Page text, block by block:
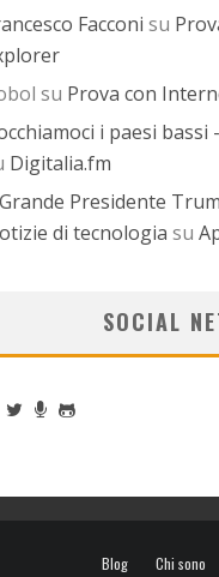
Facconi su
su Prova con
i paesi
Digitalia.fm
Presidente
di tecnologia su
SOCIAL
Blog Chi sono